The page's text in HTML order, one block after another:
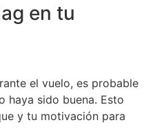
en tu
el vuelo, es probable
haya sido buena. Esto
y tu motivación para